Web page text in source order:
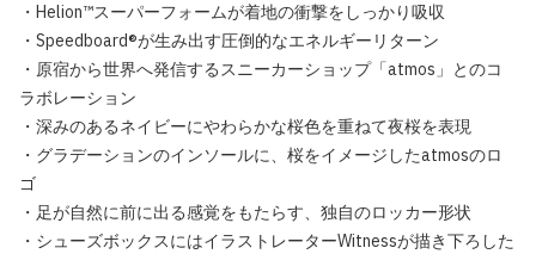
・Helion™スーパーフォームが着地の衝撃をしっかり吸収
・Speedboard®が生み出す圧倒的なエネルギーリターン
・原宿から世界へ発信するスニーカーショップ「atmos」とのコ
ラボレーション
・深みのあるネイビーにやわらかな桜色を重ねて夜桜を表現
・グラデーションのインソールに、桜をイメージしたatmosのロ
ゴ
・足が自然に前に出る感覚をもたらす、独自のロッカー形状
・シューズボックスにはイラストレーターWitnessが描き下ろした